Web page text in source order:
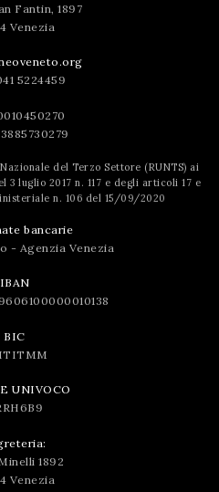
Fantin, 1897
Venezia
5224459
del Terzo Settore (RUNTS) ai
3 luglio 2017 n. 117 e degli articoli 17 e
n. 106 del 15/09/2020
bancarie
- Agenzia Venezia
IBAN
BIC
UNIVOCO
1892
Venezia